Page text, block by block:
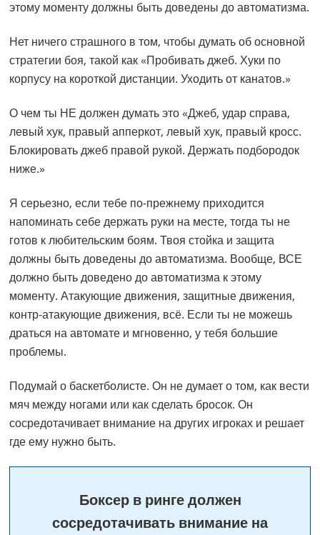
этому моменту должны быть доведены до автоматизма.
Нет ничего страшного в том, чтобы думать об основной
стратегии боя, такой как «Пробивать джеб. Хуки по
корпусу на короткой дистанции. Уходить от канатов.»
О чем ты НЕ должен думать это «Джеб, удар справа,
левый хук, правый апперкот, левый хук, правый кросс.
Блокировать джеб правой рукой. Держать подбородок
ниже.»
Я серьезно, если тебе по-прежнему приходится
напоминать себе держать руки на месте, тогда ты не
готов к любительским боям. Твоя стойка и защита
должны быть доведены до автоматизма. Вообще, ВСЕ
должно быть доведено до автоматизма к этому
моменту. Атакующие движения, защитные движения,
контр-атакующие движения, всё. Если ты не можешь
драться на автомате и мгновенно, у тебя большие
проблемы.
Подумай о баскетболисте. Он не думает о том, как вести
мяч между ногами или как сделать бросок. Он
сосредотачивает внимание на других игроках и решает
где ему нужно быть.
Боксер в ринге должен
сосредотачивать внимание на